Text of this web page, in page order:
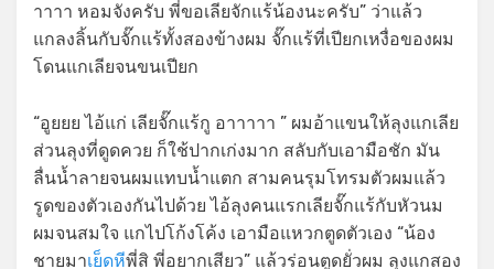
าาาา หอมจังครับ พี่ขอเลียจักแร้น้องนะครับ” ว่าแล้ว
แกลงลิ้นกับจั๊กแร้ทั้งสองข้างผม จั๊กแร้ที่เปียกเหงื่อของผม
โดนแกเลียจนขนเปียก
“อูยยย ไอ้แก่ เลียจั๊กแร้กู อาาาาา ” ผมอ้าแขนให้ลุงแกเลีย
ส่วนลุงที่ดูดควย ก็ใช้ปากเก่งมาก สลับกับเอามือชัก มัน
ลื่นน้ำลายจนผมแทบน้ำแตก สามคนรุมโทรมตัวผมแล้ว
รูดของตัวเองกันไปด้วย ไอ้ลุงคนแรกเลียจั๊กแร้กับหัวนม
ผมจนสมใจ แกไปโก้งโค้ง เอามือแหวกตูดตัวเอง “น้อง
ชายมาเย็ดหีพี่สิ พี่อยากเสียว” แล้วร่อนตูดยั่วผม ลุงแกสอง